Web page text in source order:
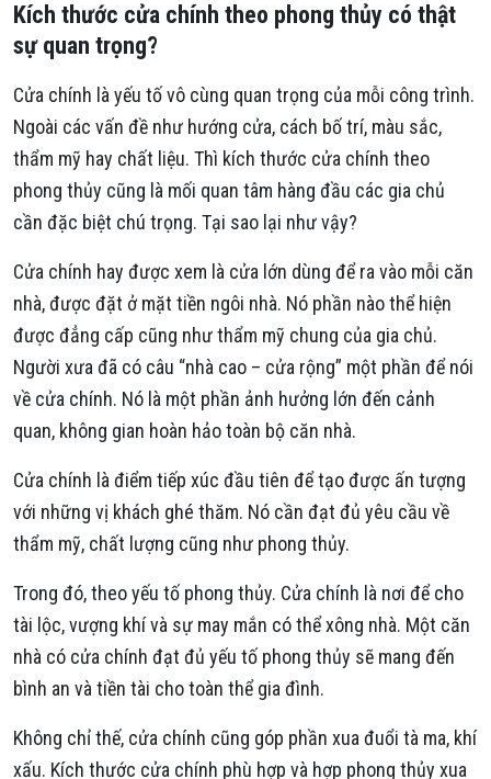
Kích thước cửa chính theo phong thủy có thật
sự quan trọng?
Cửa chính là yếu tố vô cùng quan trọng của mỗi công trình.
Ngoài các vấn đề như hướng cửa, cách bố trí, màu sắc,
thẩm mỹ hay chất liệu. Thì kích thước cửa chính theo
phong thủy cũng là mối quan tâm hàng đầu các gia chủ
cần đặc biệt chú trọng. Tại sao lại như vậy?
Cửa chính hay được xem là cửa lớn dùng để ra vào mỗi căn
nhà, được đặt ở mặt tiền ngôi nhà. Nó phần nào thể hiện
được đẳng cấp cũng như thẩm mỹ chung của gia chủ.
Người xưa đã có câu “nhà cao – cửa rộng” một phần để nói
về cửa chính. Nó là một phần ảnh hưởng lớn đến cảnh
quan, không gian hoàn hảo toàn bộ căn nhà.
Cửa chính là điểm tiếp xúc đầu tiên để tạo được ấn tượng
với những vị khách ghé thăm. Nó cần đạt đủ yêu cầu về
thẩm mỹ, chất lượng cũng như phong thủy.
Trong đó, theo yếu tố phong thủy. Cửa chính là nơi để cho
tài lộc, vượng khí và sự may mắn có thể xông nhà. Một căn
nhà có cửa chính đạt đủ yếu tố phong thủy sẽ mang đến
bình an và tiền tài cho toàn thể gia đình.
Không chỉ thế, cửa chính cũng góp phần xua đuổi tà ma, khí
xấu. Kích thước cửa chính phù hợp và hợp phong thủy xua